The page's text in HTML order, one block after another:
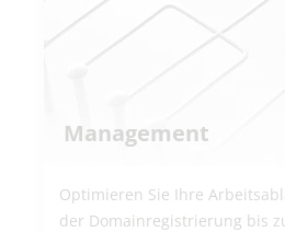
Management
Optimieren Sie Ihre
der Domainregistrierung bis